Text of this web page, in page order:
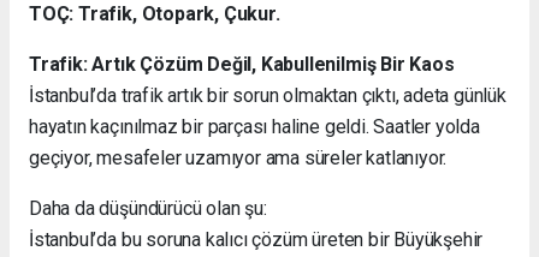
TOÇ: Trafik, Otopark, Çukur.
Trafik: Artık Çözüm Değil, Kabullenilmiş Bir Kaos
İstanbul’da trafik artık bir sorun olmaktan çıktı, adeta günlük
hayatın kaçınılmaz bir parçası haline geldi. Saatler yolda
geçiyor, mesafeler uzamıyor ama süreler katlanıyor.
Daha da düşündürücü olan şu:
İstanbul’da bu soruna kalıcı çözüm üreten bir Büyükşehir